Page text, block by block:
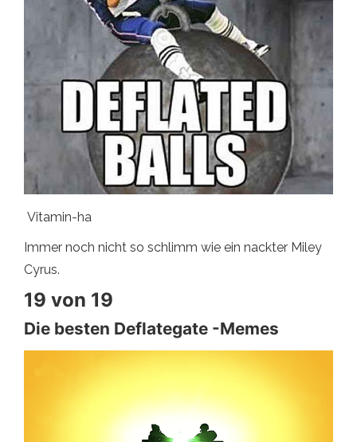
Vitamin-ha
Immer noch nicht so schlimm wie ein nackter Miley
Cyrus.
19 von 19
Die besten Deflategate -Memes